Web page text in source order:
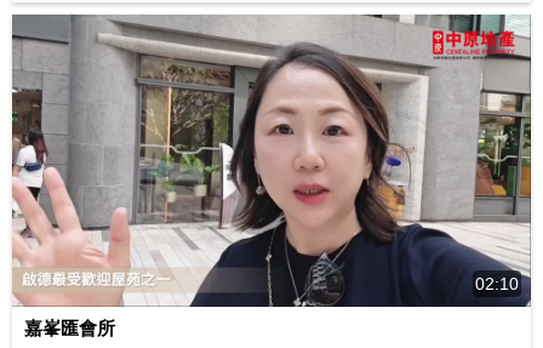
02:10
嘉峯匯會所